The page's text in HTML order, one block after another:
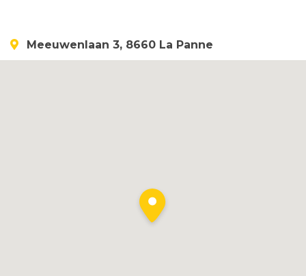
Meeuwenlaan 3, 8660 La Panne